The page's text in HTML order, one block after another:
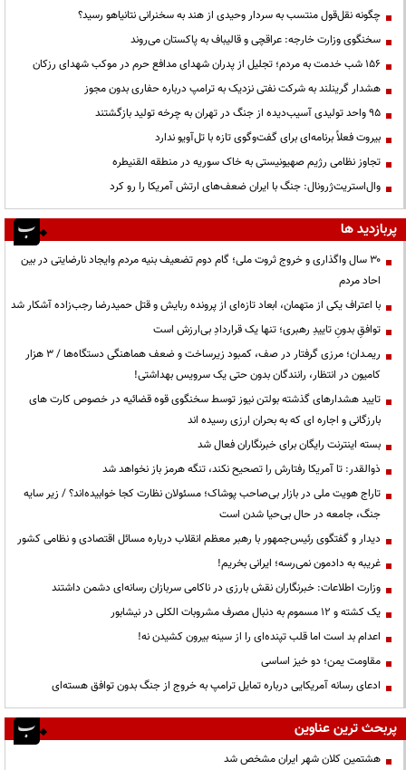
چگونه نقل‌قول منتسب به سردار وحیدی از هند به سخنرانی نتانیاهو رسید؟
سخنگوی وزارت خارجه: عراقچی و قالیباف به پاکستان می‌روند
۱۵۶ شب خدمت به مردم؛ تجلیل از پدران شهدای مدافع حرم در موکب شهدای رزکان
هشدار گرینلند به شرکت نفتی نزدیک به ترامپ درباره حفاری بدون مجوز
95 واحد تولیدی آسیب‌دیده از جنگ در تهران به چرخه تولید بازگشتند
بیروت فعلاً برنامه‌ای برای گفت‌وگوی تازه با تل‌آویو ندارد
تجاوز نظامی رژیم صهیونیستی به خاک سوریه در منطقه القنیطره
وال‌استریت‌ژرونال: جنگ با ایران ضعف‌های ارتش آمریکا را رو کرد
پربازدید ها
۳۰ سال واگذاری و خروج ثروت ملی؛ گام دوم تضعیف بنیه مردم وایجاد نارضایتی در بین
احاد مردم
با اعتراف یکی از متهمان، ابعاد تازه‌ای از پرونده ربایش و قتل حمیدرضا رجب‌زاده آشکار شد
توافقِ بدونِ تاییدِ رهبری؛ تنها یک قراردادِ بی‌ارزش است
ریمـدان؛ مرزی گرفتار در صف، کمبود زیرساخت و ضعف هماهنگی دستگاه‌ها / ۳ هزار
کامیون در انتظار، رانندگان بدون حتی یک سرویس بهداشتی!
تایید هشدارهای گذشته بولتن نیوز توسط سخنگوی قوه قضائیه در خصوص کارت های
بارزگانی و اجاره ای که به بحران ارزی رسیده اند
بسته اینترنت رایگان برای خبرنگاران فعال شد
ذوالقدر: تا آمریکا رفتارش را تصحیح نکند، تنگه هرمز باز نخواهد شد
تاراج هویت ملی در بازار بی‌صاحب پوشاک؛ مسئولان نظارت کجا خوابیده‌اند؟ / زیر سایه
جنگ، جامعه در حال بی‌حیا شدن است
دیدار و گفتگوی رئیس‌جمهور با رهبر معظم انقلاب درباره مسائل اقتصادی و نظامی کشور
غریبه به دادمون نمی‌رسه؛ ایرانی بخریم!
وزارت اطلاعات: خبرنگاران نقش بارزی در ناکامی سربازان رسانه‌ای دشمن داشتند
یک کشته و ۱۲ مسموم به دنبال مصرف مشروبات الکلی در نیشابور
اعدام بد است اما قلب تپنده‌ای را از سینه بیرون کشیدن نه!
مقاومت یمن؛ دو خیز اساسی
ادعای رسانه آمریکایی درباره تمایل ترامپ به خروج از جنگ بدون توافق هسته‌ای
پربحث ترین عناوین
هشتمین کلان شهر ایران مشخص شد